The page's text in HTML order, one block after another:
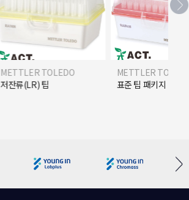
METTLER TOLEDO
저잔류(LR) 팁
METTLER
표준 팁 패키지